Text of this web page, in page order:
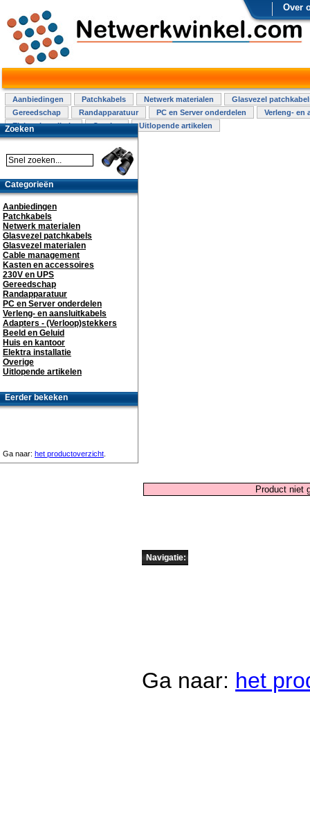
Over
Aanbiedingen Patchkabels Netwerk materialen
Glasvezel
Gereedschap
Randapparatuur PC en Server onderdelen
Verleng- en
Elektra installatie
Overige Uitlopende artikelen
Product niet
Navigatie:
Ga naar: het
Zoeken
Categorieën
Aanbiedingen
Patchkabels
Netwerk materialen
Glasvezel patchkabels
Glasvezel materialen
Cable management
Kasten en accessoires
230V en UPS
Gereedschap
Randapparatuur
PC en Server onderdelen
Verleng- en aansluitkabels
Adapters - (Verloop)stekkers
Beeld en Geluid
Huis en kantoor
Elektra installatie
Overige
Uitlopende artikelen
Eerder bekeken
Ga naar: het productoverzicht